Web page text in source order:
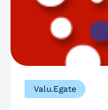
Valu.Egate